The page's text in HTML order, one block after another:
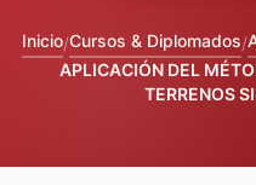
Inicio/Cursos & Diplomados/
APLICACIÓN DEL
TERRENOS